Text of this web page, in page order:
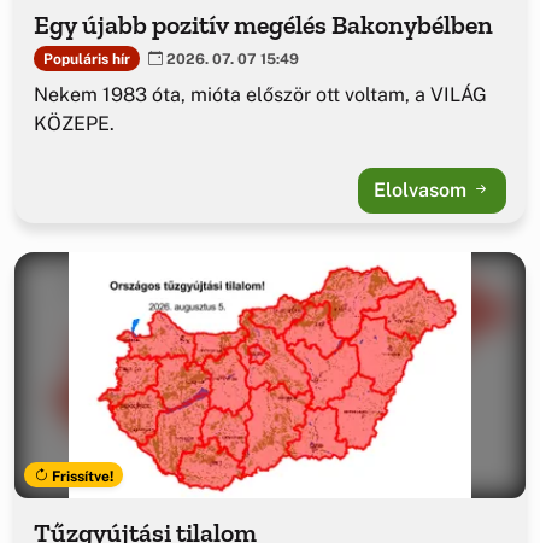
Egy újabb pozitív megélés Bakonybélben
Populáris hír 2026. 07. 07 15:49
Nekem 1983 óta, mióta először ott voltam, a VILÁG
KÖZEPE.
Elolvasom
Frissítve!
Tűzgyújtási tilalom